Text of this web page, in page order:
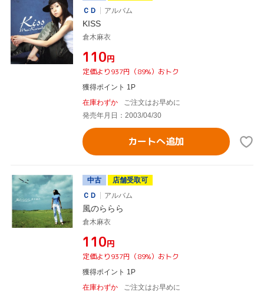
ＣＤ
アルバム
KISS
倉木麻衣
¥110円
定価より937円（89%）おトク
獲得ポイント 1P
在庫わずか
ご注文はお早めに
発売年月日：2003/04/30
カートへ追加
中古
店舗受取可
ＣＤ
アルバム
風のららら
倉木麻衣
¥110円
定価より937円（89%）おトク
獲得ポイント 1P
在庫わずか
ご注文はお早めに